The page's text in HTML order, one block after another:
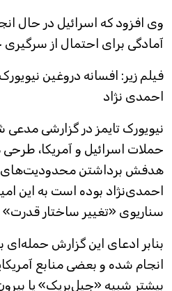
وی افزود که اسرائیل در حال
آمادگی برای احتمال از
فیلم زیر: افسانه دروغین
احمدی نژاد
نیویورک تایمز در گزارشی
حملات اسرائیل و آمریکا،
هدفش برداشتن محدودیت‌های
احمدی‌نژاد بوده است به این
سناریوی «تغییر ساختار قدرت»
بنابر ادعای این گزارش
انجام شده و بعضی منابع
بیشتر شبیه «جیل‌بریک» یا